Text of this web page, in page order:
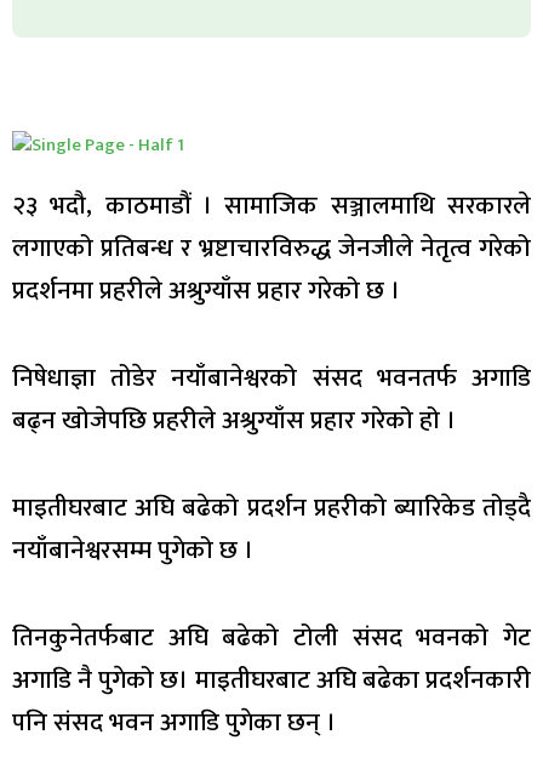
२३ भदौ, काठमाडौं । सामाजिक सञ्जालमाथि सरकारले
लगाएको प्रतिबन्ध र भ्रष्टाचारविरुद्ध जेनजीले नेतृत्व गरेको
प्रदर्शनमा प्रहरीले अश्रुग्याँस प्रहार गरेको छ ।
निषेधाज्ञा तोडेर नयाँबानेश्वरको संसद भवनतर्फ अगाडि
बढ्न खोजेपछि प्रहरीले अश्रुग्याँस प्रहार गरेको हो ।
माइतीघरबाट अघि बढेको प्रदर्शन प्रहरीको ब्यारिकेड तोड्दै
नयाँबानेश्वरसम्म पुगेको छ ।
तिनकुनेतर्फबाट अघि बढेको टोली संसद भवनको गेट
अगाडि नै पुगेको छ। माइतीघरबाट अघि बढेका प्रदर्शनकारी
पनि संसद भवन अगाडि पुगेका छन् ।